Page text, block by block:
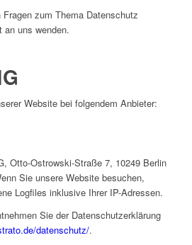
zum Thema Datenschutz
an uns wenden.
Website bei folgendem Anbieter:
Otto-Ostrowski-Straße 7, 10249 Berlin
Sie unsere Website besuchen,
Logfiles inklusive Ihrer IP-Adressen.
Sie der Datenschutzerklärung
datenschutz/.